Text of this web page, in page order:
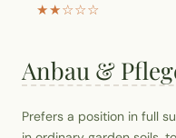
★★☆☆☆
Anbau &
Prefers a position in full